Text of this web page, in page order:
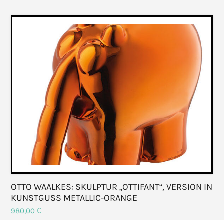
OTTO WAALKES: SKULPTUR „OTTIFANT“, VERSION IN
KUNSTGUSS METALLIC-ORANGE
980,00€